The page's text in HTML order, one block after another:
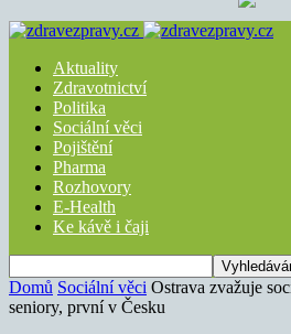
Aktuality
Zdravotnictví
Politika
Sociální věci
Pojištění
Pharma
Rozhovory
E-Health
Ke kávě i čaji
Domů Sociální věci Ostrava zvažuje
seniory, první v Česku